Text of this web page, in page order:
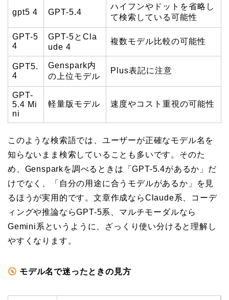
gpt5 4 GPT-5.4
ハイフンやドットを省略し
て検索している可能性
GPT-5
4
GPT-5とCla
ude 4
複数モデル比較の可能性
GPT5.
4
Genspark内
の上位モデル
Plus表記に注意
GPT-
5.4 Mi
ni
軽量版モデル 速度やコスト重視の可能性
このような検索語では、ユーザーが正確なモデル名を
知らないまま検索していることも多いです。そのた
め、Gensparkを調べるときは「GPT-5.4があるか」だ
けでなく、「自分の用途に合うモデルがあるか」を見
るほうが実用的です。文章作成ならClaude系、コーデ
ィングや推論ならGPT-5系、マルチモーダルなら
Gemini系というように、ざっくり使い分けると理解し
やすくなります。
モデル名で迷ったときの見方